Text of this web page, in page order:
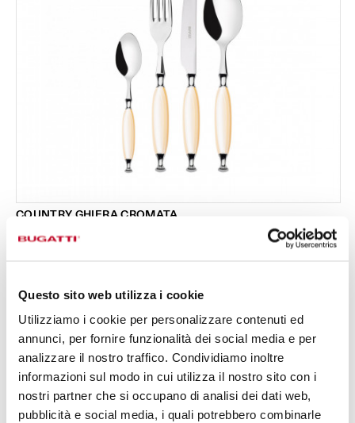
Questo sito web utilizza i cookie
Utilizziamo i cookie per personalizzare contenuti ed
annunci, per fornire funzionalità dei social media e per
analizzare il nostro traffico. Condividiamo inoltre
informazioni sul modo in cui utilizza il nostro sito con i
nostri partner che si occupano di analisi dei dati web,
pubblicità e social media, i quali potrebbero combinarle
COUNTRY GHIERA CROMATA
295,00 €
24 PEZZI PER 6 PERSONE